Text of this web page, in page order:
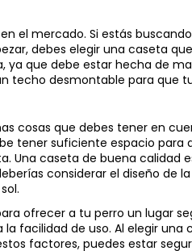
el mercado. Si estás
debes elegir una caseta
que debe estar hecha de
techo desmontable para que
cosas que debes tener en
tener suficiente espacio
Una caseta de buena calidad
considerar el diseño de
ofrecer a tu perro un lugar
facilidad de uso. Al elegir una
factores, puedes estar